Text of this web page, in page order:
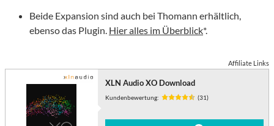
Beide Expansion sind auch bei Thomann erhältlich,
ebenso das Plugin. Hier alles im Überblick*.
Affiliate Links
XLN Audio XO Download
Kundenbewertung: (31)